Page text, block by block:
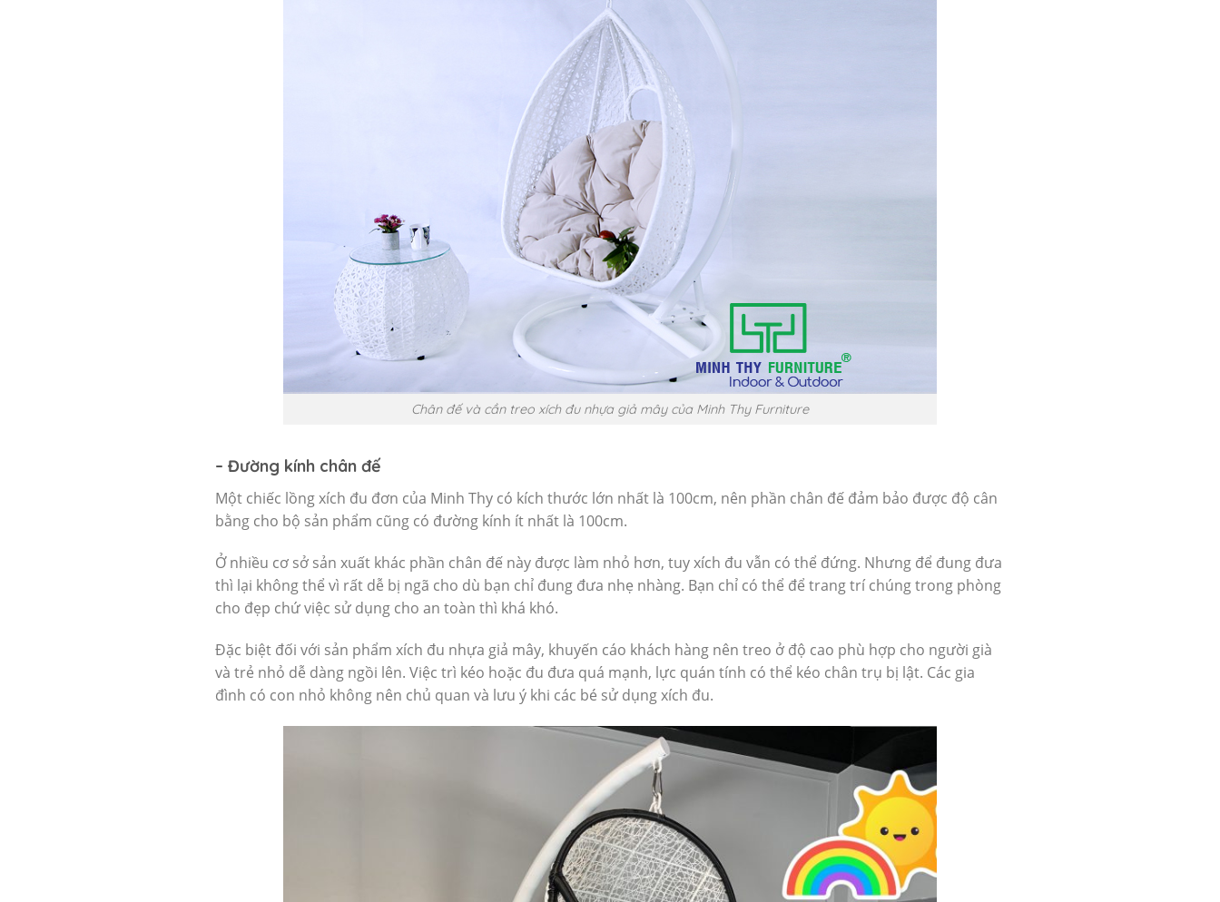
Chân đế và cần treo xích đu nhựa giả mây của Minh Thy Furniture
– Đường kính chân đế
Một chiếc lồng xích đu đơn của Minh Thy có kích thước lớn nhất là 100cm, nên phần chân đế đảm bảo được độ cân
bằng cho bộ sản phẩm cũng có đường kính ít nhất là 100cm.
Ở nhiều cơ sở sản xuất khác phần chân đế này được làm nhỏ hơn, tuy xích đu vẫn có thể đứng. Nhưng để đung đưa
thì lại không thể vì rất dễ bị ngã cho dù bạn chỉ đung đưa nhẹ nhàng. Bạn chỉ có thể để trang trí chúng trong phòng
cho đẹp chứ việc sử dụng cho an toàn thì khá khó.
Đặc biệt đối với sản phẩm xích đu nhựa giả mây, khuyến cáo khách hàng nên treo ở độ cao phù hợp cho người già
và trẻ nhỏ dễ dàng ngồi lên. Việc trì kéo hoặc đu đưa quá mạnh, lực quán tính có thể kéo chân trụ bị lật. Các gia
đình có con nhỏ không nên chủ quan và lưu ý khi các bé sử dụng xích đu.